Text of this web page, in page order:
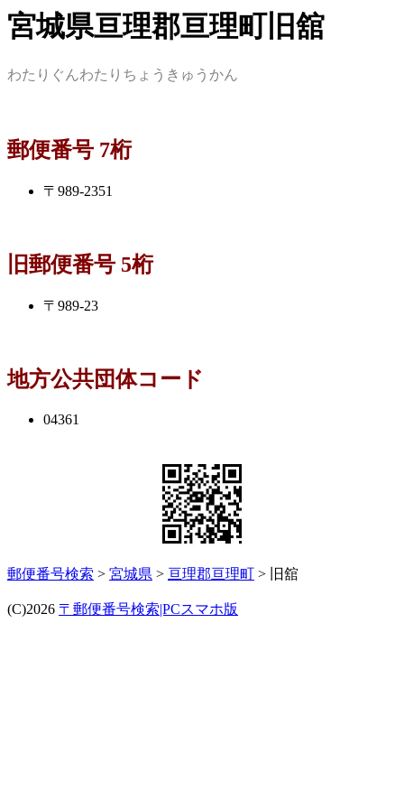
宮城県亘理郡亘理町旧舘
わたりぐんわたりちょうきゅうかん
郵便番号 7桁
〒989-2351
旧郵便番号 5桁
〒989-23
地方公共団体コード
04361
郵便番号検索 > 宮城県 > 亘理郡亘理町 > 旧舘
(C)2026 〒郵便番号検索|PCスマホ版